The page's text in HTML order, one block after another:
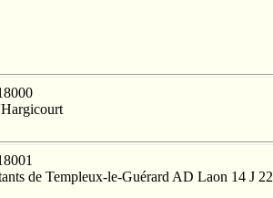
de Templeux-le-Guérard AD Laon 14 J 22